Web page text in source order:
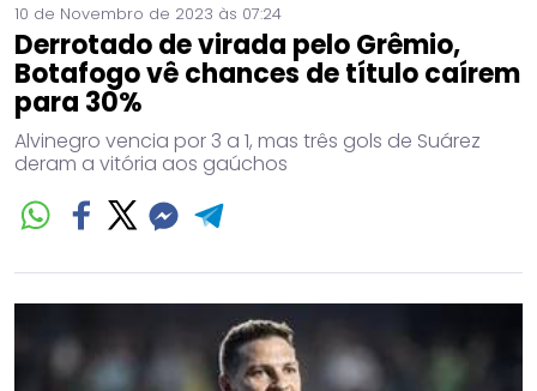
10 de Novembro de 2023 às 07:24
Derrotado de virada pelo Grêmio,
Botafogo vê chances de título caírem
para 30%
Alvinegro vencia por 3 a 1, mas três gols de Suárez
deram a vitória aos gaúchos